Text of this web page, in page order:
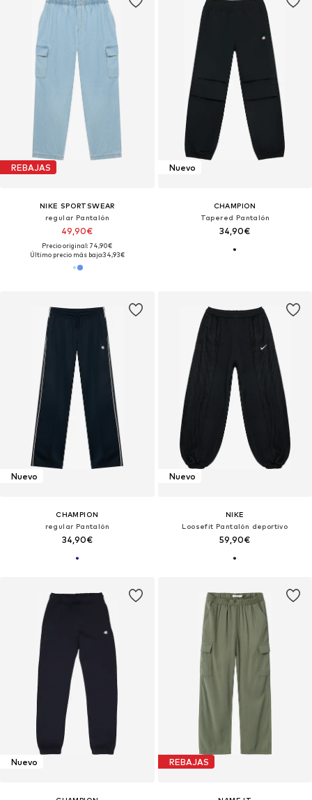
REBAJAS
NIKE SPORTSWEAR
regular Pantalón
49,90€
Precio original: 74,90€
Último precio más bajo:34,93€
Nuevo
CHAMPION
Tapered Pantalón
34,90€
Nuevo
CHAMPION
regular Pantalón
34,90€
Nuevo
NIKE
Loosefit Pantalón deportivo
59,90€
Nuevo REBAJAS